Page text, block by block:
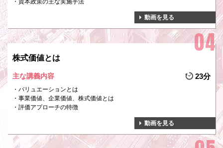
資本政策の主な実施手法
動画を見る
株式価値とは
主な講義内容 23分
バリュエーションとは
事業価値、企業価値、株式価値とは
評価アプローチの特徴
動画を見る